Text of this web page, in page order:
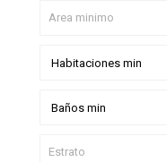
Habitaciones min
Baños min